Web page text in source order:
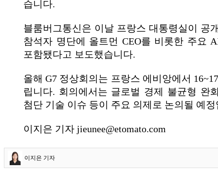
습니다.
블룸버그통신은 이날 프랑스 대통령실이 공
참석자 명단에 올트먼 CEO를 비롯한 주요
포함됐다고 보도했습니다.
올해 G7 정상회의는 프랑스 에비앙에서
립니다. 회의에서는 글로벌 경제 불균형 완
첨단 기술 이슈 등이 주요 의제로 논의될 예
이지은 기자 jieunee@etomato.com
이지은 기자